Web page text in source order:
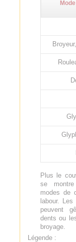
Plus le
se
modes de
labour.
peuvent
dents ou
broyage.
Légende :